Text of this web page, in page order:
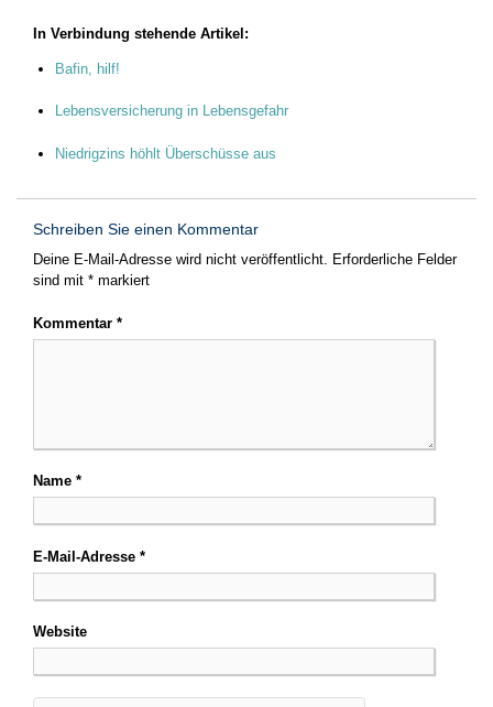
In Verbindung stehende Artikel:
Bafin, hilf!
Lebensversicherung in Lebensgefahr
Niedrigzins höhlt Überschüsse aus
Schreiben Sie einen Kommentar
Deine E-Mail-Adresse wird nicht veröffentlicht. Erforderliche Felder
sind mit * markiert
Kommentar *
Name *
E-Mail-Adresse *
Website